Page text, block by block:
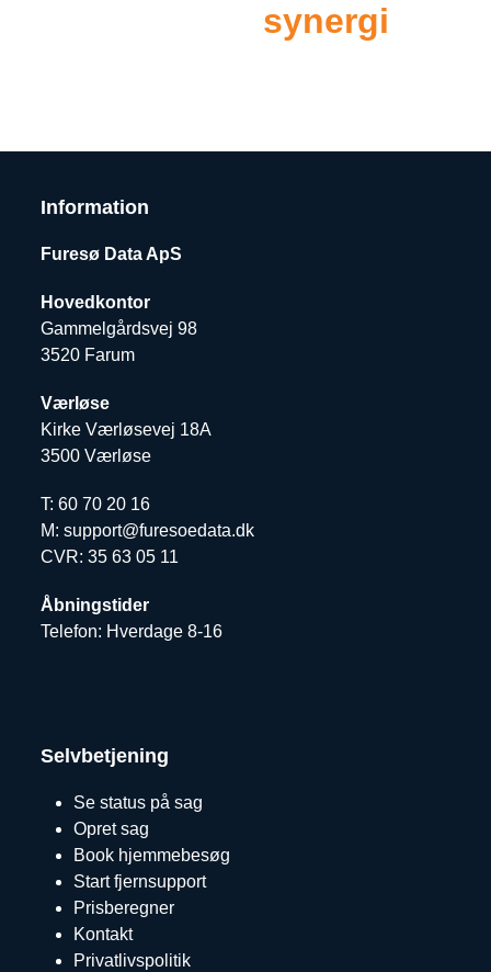
synergi
Information
Furesø Data ApS
Hovedkontor
Gammelgårdsvej 98
3520 Farum
Værløse
Kirke Værløsevej 18A
3500 Værløse
T: 60 70 20 16
M: support@furesoedata.dk
CVR: 35 63 05 11
Åbningstider
Telefon: Hverdage 8-16
Selvbetjening
Se status på sag
Opret sag
Book hjemmebesøg
Start fjernsupport
Prisberegner
Kontakt
Privatlivspolitik